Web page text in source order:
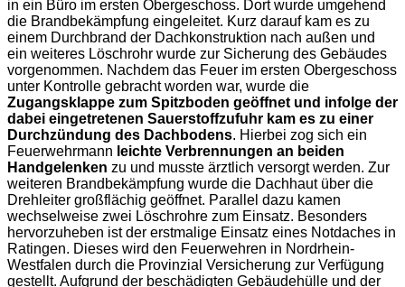
in ein Büro im ersten Obergeschoss. Dort wurde umgehend
die Brandbekämpfung eingeleitet. Kurz darauf kam es zu
einem Durchbrand der Dachkonstruktion nach außen und
ein weiteres Löschrohr wurde zur Sicherung des Gebäudes
vorgenommen. Nachdem das Feuer im ersten Obergeschoss
unter Kontrolle gebracht worden war, wurde die
Zugangsklappe zum Spitzboden geöffnet und infolge der
dabei eingetretenen Sauerstoffzufuhr kam es zu einer
Durchzündung des Dachbodens. Hierbei zog sich ein
Feuerwehrmann leichte Verbrennungen an beiden
Handgelenken zu und musste ärztlich versorgt werden. Zur
weiteren Brandbekämpfung wurde die Dachhaut über die
Drehleiter großflächig geöffnet. Parallel dazu kamen
wechselweise zwei Löschrohre zum Einsatz. Besonders
hervorzuheben ist der erstmalige Einsatz eines Notdaches in
Ratingen. Dieses wird den Feuerwehren in Nordrhein-
Westfalen durch die Provinzial Versicherung zur Verfügung
gestellt. Aufgrund der beschädigten Gebäudehülle und der